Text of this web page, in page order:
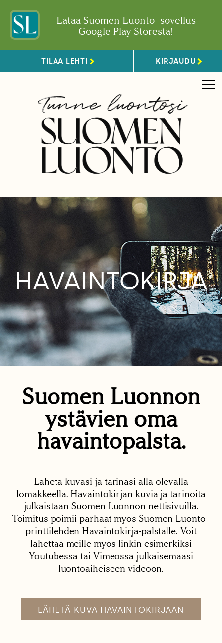
Lataa Suomen Luonto -sovellus
Google Play Storesta!
TILAA LEHTI KIRJAUDU
HAVAINTOKIRJA
Suomen Luonnon
ystävien oma
havaintopalsta.
Lähetä kuvasi ja tarinasi alla olevalla
lomakkeella. Havaintokirjan kuvia ja tarinoita
julkaistaan Suomen Luonnon nettisivuilla.
Toimitus poimii parhaat myös Suomen Luonto -
printtilehden Havaintokirja-palstalle. Voit
lähettää meille myös linkin esimerkiksi
Youtubessa tai Vimeossa julkaisemaasi
luontoaiheiseen videoon.
LÄHETÄ KUVA HAVAINTOKIRJAAN